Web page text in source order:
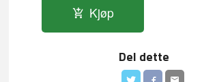
Kjøp
Del dette